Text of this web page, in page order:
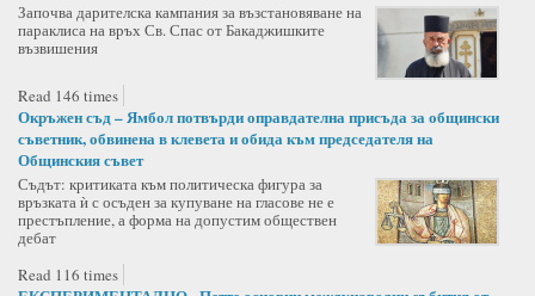
Започва дарителска кампания за възстановяване на
параклиса на връх Св. Спас от Бакаджишките
възвишения
Read 146 times
Окръжен съд – Ямбол потвърди оправдателна присъда за общински
съветник, обвинена в клевета и обида към председателя на
Общинския съвет
Съдът: критиката към политическа фигура за
връзката ѝ с осъден за купуване на гласове не е
престъпление, а форма на допустим обществен
дебат
Read 116 times